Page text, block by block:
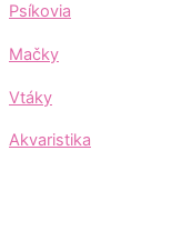
Psíkovia
Mačky
Vtáky
Akvaristika